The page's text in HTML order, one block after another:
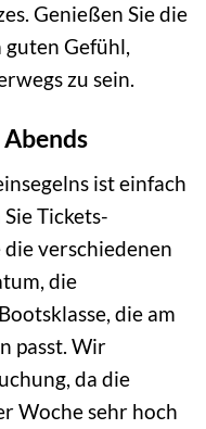
Genießen Sie die
Gefühl,
zu sein.
ist einfach
Tickets-
verschiedenen
die
die am
passt. Wir
da die
Woche sehr hoch